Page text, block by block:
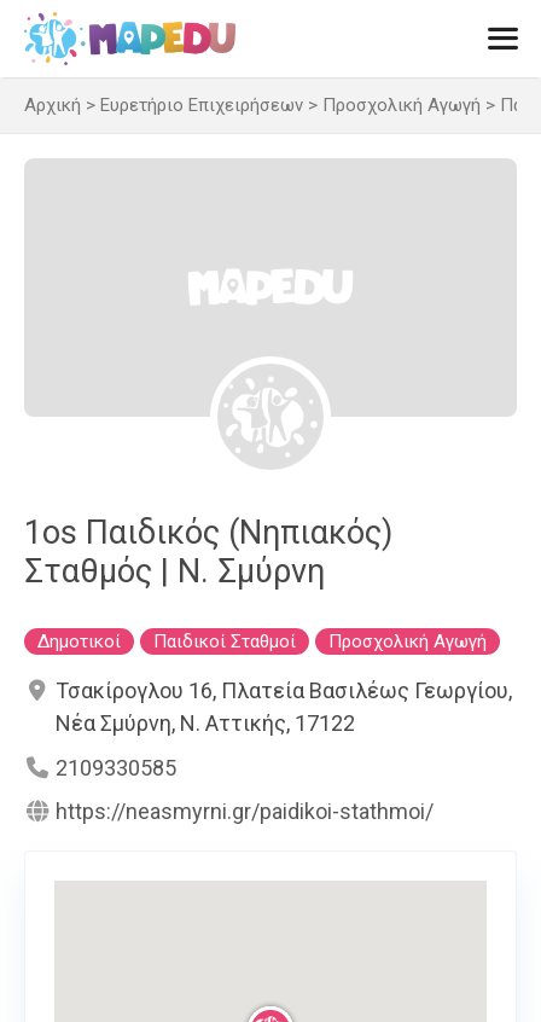
Μετάβαση
περιεχόμενο
Αρχική > Ευρετήριο Επιχειρήσεων > Προσχολική Αγωγή >
1os Παιδικός (Νηπιακός)
Σταθμός | Ν. Σμύρνη
Δημοτικοί Παιδικοί Σταθμοί Προσχολική Αγωγή
Τσακίρογλου 16, Πλατεία Βασιλέως Γεωργίου,
Νέα Σμύρνη, Ν. Αττικής, 17122
2109330585
https://neasmyrni.gr/paidikoi-stathmoi/